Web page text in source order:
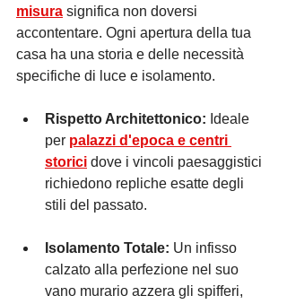
misura significa non doversi
accontentare. Ogni apertura della tua
casa ha una storia e delle necessità
specifiche di luce e isolamento.
Rispetto Architettonico: Ideale
per palazzi d'epoca e centri
storici dove i vincoli paesaggistici
richiedono repliche esatte degli
stili del passato.
Isolamento Totale: Un infisso
calzato alla perfezione nel suo
vano murario azzera gli spifferi,